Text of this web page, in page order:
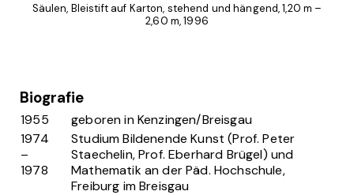
Säulen, Bleistift auf Karton, stehend und hängend, 1,20 m –
2,60 m, 1996
Biografie
1955
geboren in Kenzingen/Breisgau
1974
–
1978
Studium Bildenende Kunst (Prof. Peter
Staechelin, Prof. Eberhard Brügel) und
Mathematik an der Päd. Hochschule,
Freiburg im Breisgau